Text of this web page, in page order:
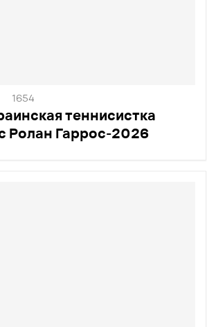
теннисистка
Ролан Гаррос-2026
1654